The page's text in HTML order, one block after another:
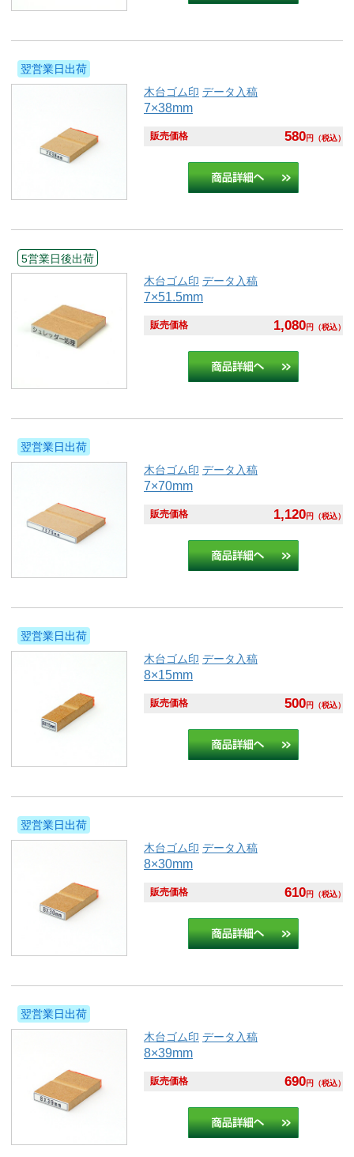
翌営業日出荷
木台ゴム印 データ入稿
7×38mm
販売価格 580円 （税込）
5営業日後出荷
木台ゴム印 データ入稿
7×51.5mm
販売価格 1,080円 （税込）
翌営業日出荷
木台ゴム印 データ入稿
7×70mm
販売価格 1,120円 （税込）
翌営業日出荷
木台ゴム印 データ入稿
8×15mm
販売価格 500円 （税込）
翌営業日出荷
木台ゴム印 データ入稿
8×30mm
販売価格 610円 （税込）
翌営業日出荷
木台ゴム印 データ入稿
8×39mm
販売価格 690円 （税込）